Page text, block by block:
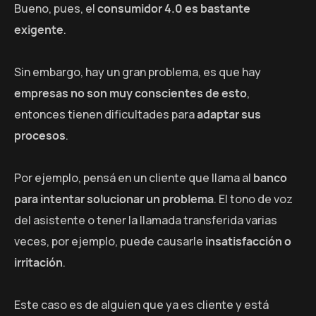
Bueno, pues, elconsumidor 4.0 es bastante
exigente.
Sin embargo, hay un gran problema, es que hay
empresas no son muy conscientes de esto,
entonces tienen dificultades paraadaptar sus
procesos.
Por ejemplo, pensá en un cliente que llama al banco
para intentar solucionar un problema. El tono de voz
del asistente o tener la llamada transferida varias
veces, por ejemplo, puede causarle insatisfacción o
irritación.
Este caso es de alguien que ya es cliente y está